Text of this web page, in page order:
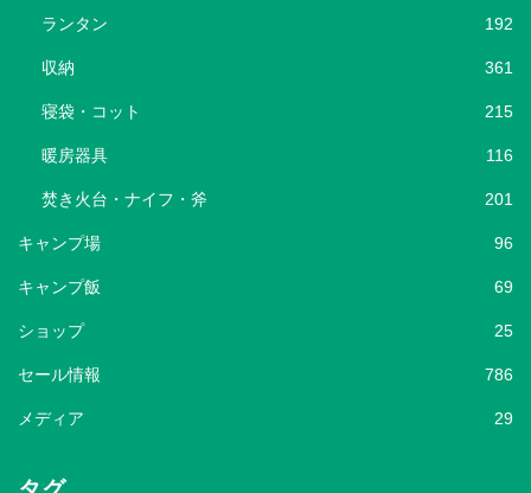
ランタン 192
収納 361
寝袋・コット 215
暖房器具 116
焚き火台・ナイフ・斧 201
キャンプ場 96
キャンプ飯 69
ショップ 25
セール情報 786
メディア 29